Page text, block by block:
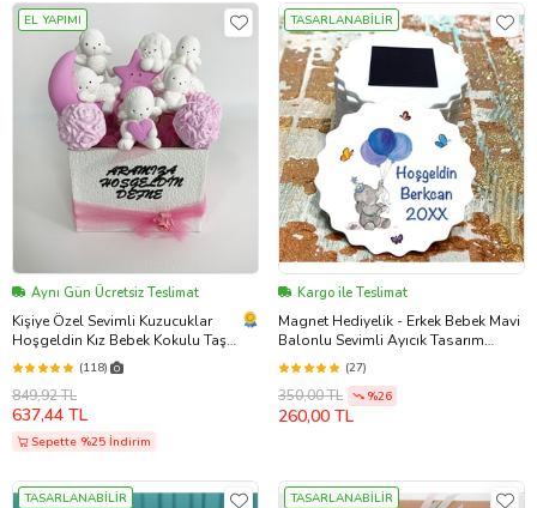
EL YAPIMI
Aynı Gün Ücretsiz Teslimat
Kişiye Özel Sevimli Kuzucuklar
Hoşgeldin Kız Bebek Kokulu Taş
Hediyelik
(118)
849,92 TL
637,44 TL
Sepette %25 İndirim
TASARLANABİLİR
Kargo ile Teslimat
Magnet Hediyelik - Erkek Bebek Mavi
Balonlu Sevimli Ayıcık Tasarım
Doğum Günü - Hoşgeldin Bebek
(27)
350,00 TL %26
260,00 TL
TASARLANABİLİR TASARLANABİLİR